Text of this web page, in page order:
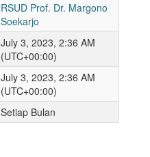
RSUD Prof. Dr. Margono
Soekarjo
July 3, 2023, 2:36 AM
(UTC+00:00)
July 3, 2023, 2:36 AM
(UTC+00:00)
Setiap Bulan